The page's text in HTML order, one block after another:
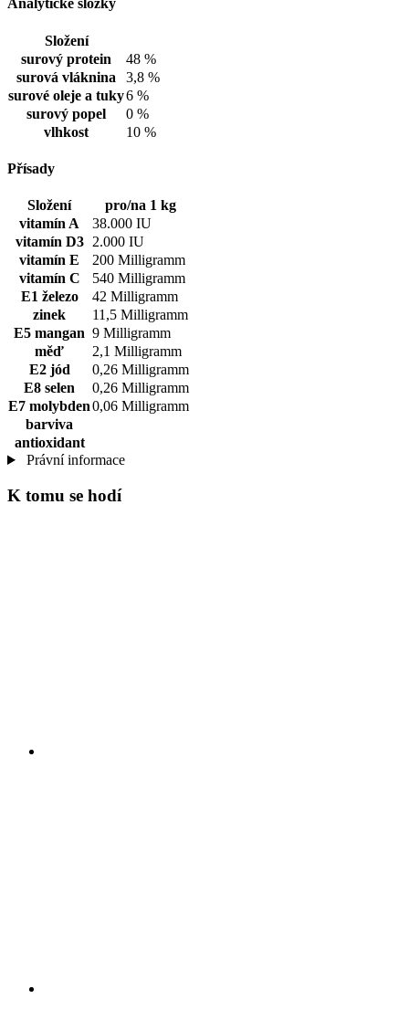
Analytické složky
Složení
surový protein
48 %
surová vláknina
3,8 %
surové oleje a tuky6 %
surový popel
0 %
vlhkost
10 %
Přísady
Složení
pro/na 1 kg
vitamín A
38.000 IU
vitamín D3
2.000 IU
vitamín E
200 Milligramm
vitamín C
540 Milligramm
E1 železo
42 Milligramm
zinek
11,5 Milligramm
E5 mangan 9 Milligramm
měď
2,1 Milligramm
E2 jód
0,26 Milligramm
E8 selen
0,26 Milligramm
E7 molybden0,06 Milligramm
barviva
antioxidant
Právní informace
K tomu se hodí